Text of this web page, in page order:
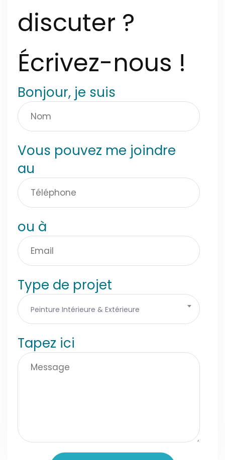
discuter ?
Écrivez-nous !
Bonjour, je suis
Vous pouvez me joindre
au
ou à
Type de projet
Peinture Intérieure & Extérieure
Tapez ici